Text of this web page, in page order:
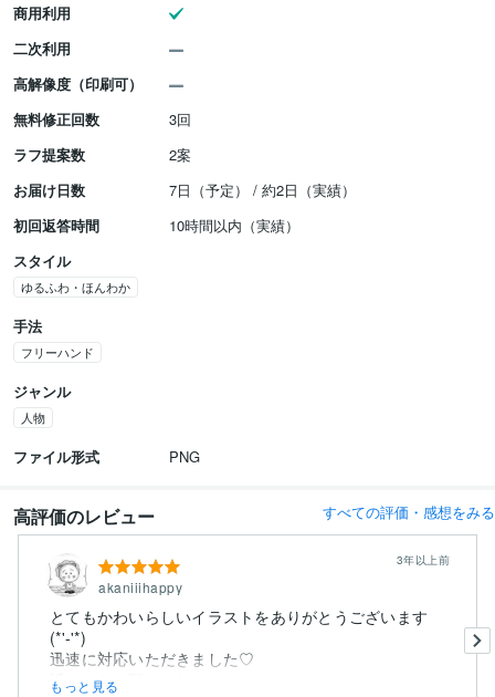
商用利用
二次利用
高解像度（印刷可）
無料修正回数
3回
ラフ提案数
2案
お届け日数
7日（予定） / 約2日（実績）
初回返答時間
10時間以内（実績）
スタイル
ゆるふわ・ほんわか
手法
フリーハンド
ジャンル
人物
ファイル形式 PNG
高評価のレビュー すべての評価・感想をみる
akaniiihappy
3年以上前
とてもかわいらしいイラストをありがとうございます
(*'-'*)
迅速に対応いただきました♡
近々またお願いしたいとおもい...
もっと見る